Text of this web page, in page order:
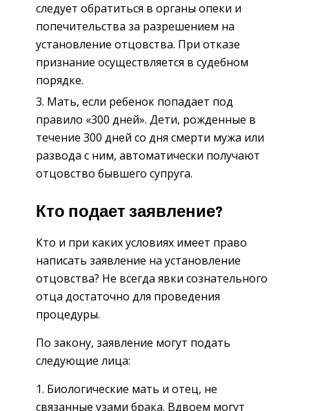
следует обратиться в органы опеки и
попечительства за разрешением на
установление отцовства. При отказе
признание осуществляется в судебном
порядке.
Мать, если ребенок попадает под
правило «300 дней». Дети, рожденные в
течение 300 дней со дня смерти мужа или
развода с ним, автоматически получают
отцовство бывшего супруга.
Кто подает заявление?
Кто и при каких условиях имеет право
написать заявление на установление
отцовства? Не всегда явки сознательного
отца достаточно для проведения
процедуры.
По закону, заявление могут подать
следующие лица:
Биологические мать и отец, не
связанные узами брака. Вдвоем могут